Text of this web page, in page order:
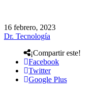
16 febrero, 2023
Dr. Tecnología
¡Compartir este!
Facebook
Twitter
Google Plus